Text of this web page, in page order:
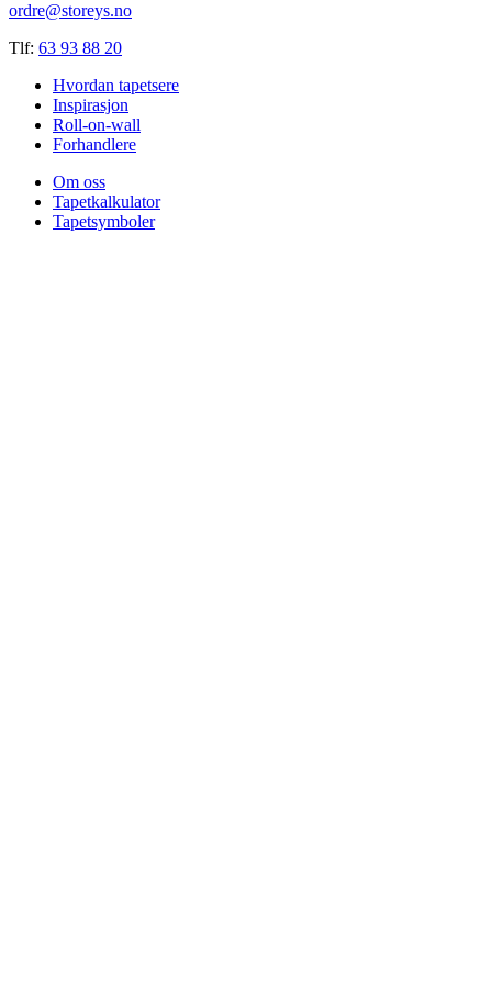
ordre@storeys.no
Tlf: 63 93 88 20
Hvordan tapetsere
Inspirasjon
Roll-on-wall
Forhandlere
Om oss
Tapetkalkulator
Tapetsymboler